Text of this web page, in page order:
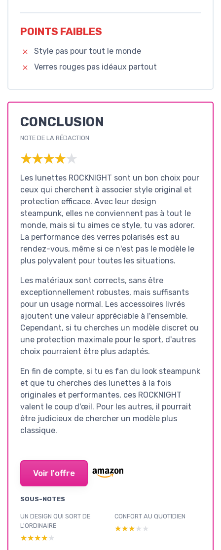
POINTS FAIBLES
Style pas pour tout le monde
Verres rouges pas idéaux partout
CONCLUSION
NOTE DE LA RÉDACTION
★★★★★
★★★★★
Les lunettes ROCKNIGHT sont un bon choix pour
ceux qui cherchent à associer style original et
protection efficace. Avec leur design
steampunk, elles ne conviennent pas à tout le
monde, mais si tu aimes ce style, tu vas adorer.
La performance des verres polarisés est au
rendez-vous, même si ce n'est pas le modèle le
plus polyvalent pour toutes les situations.
Les matériaux sont corrects, sans être
exceptionnellement robustes, mais suffisants
pour un usage normal. Les accessoires livrés
ajoutent une valeur appréciable à l'ensemble.
Cependant, si tu cherches un modèle discret ou
une protection maximale pour le sport, d'autres
choix pourraient être plus adaptés.
En fin de compte, si tu es fan du look steampunk
et que tu cherches des lunettes à la fois
originales et performantes, ces ROCKNIGHT
valent le coup d'œil. Pour les autres, il pourrait
être judicieux de chercher un modèle plus
classique.
Voir l'offre
SOUS-NOTES
UN DESIGN QUI SORT DE
L'ORDINAIRE
★★★★★
★★★★★
CONFORT AU QUOTIDIEN
★★★★★
★★★★★